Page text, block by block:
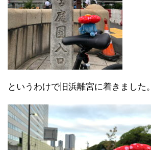
というわけで旧浜離宮に着きました。